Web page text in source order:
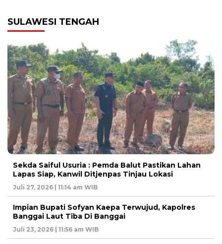
SULAWESI TENGAH
Sekda Saiful Usuria : Pemda Balut Pastikan Lahan
Lapas Siap, Kanwil Ditjenpas Tinjau Lokasi
Juli 27, 2026 | 11:14 am WIB
Impian Bupati Sofyan Kaepa Terwujud, Kapolres
Banggai Laut Tiba Di Banggai
Juli 23, 2026 | 11:56 am WIB